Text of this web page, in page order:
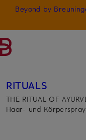
ZUM HAUPTINHALT
Beyond by
Nur in der App: -10 €
RITUALS
THE RITUAL OF
Haar- und Körperspray